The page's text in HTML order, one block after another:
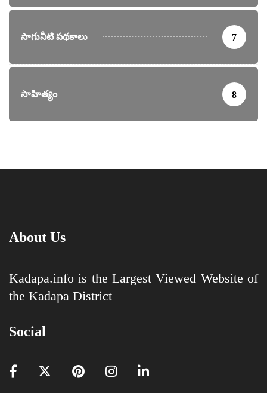
సాగునీటి పథకాలు 7
సాహిత్యం 8
About Us
Kadapa.info is the Largest Viewed Website of
the Kadapa District
Social